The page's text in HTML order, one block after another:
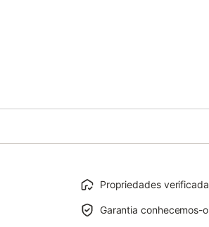
Propriedades
Garantia conhecemos-